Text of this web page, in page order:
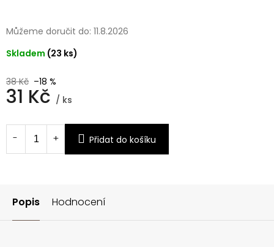
38 Kč –18 %
31 Kč / ks
cena:
Skladem (23 ks)
Můžeme doručit do: 11.8.2026
Přidat do košíku
Popis Hodnocení